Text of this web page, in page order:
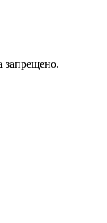
запрещено.